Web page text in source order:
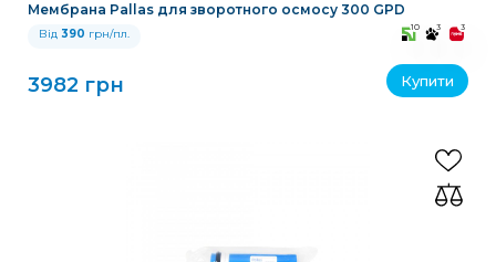
Мембрана Pallas для зворотного осмосу 300 GPD
Від 390 грн/пл. 10 3 3
3982 грн Купити